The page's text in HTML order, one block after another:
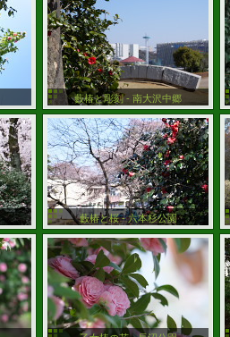
藪椿と彫刻 - 南大沢中郷
藪椿と桜 - 六本杉公園